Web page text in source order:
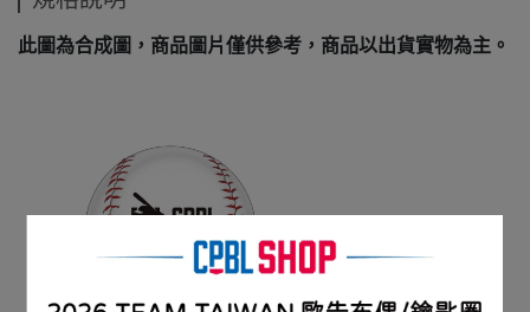
此圖為合成圖，商品圖片僅供參考，商品以出貨實物為主。